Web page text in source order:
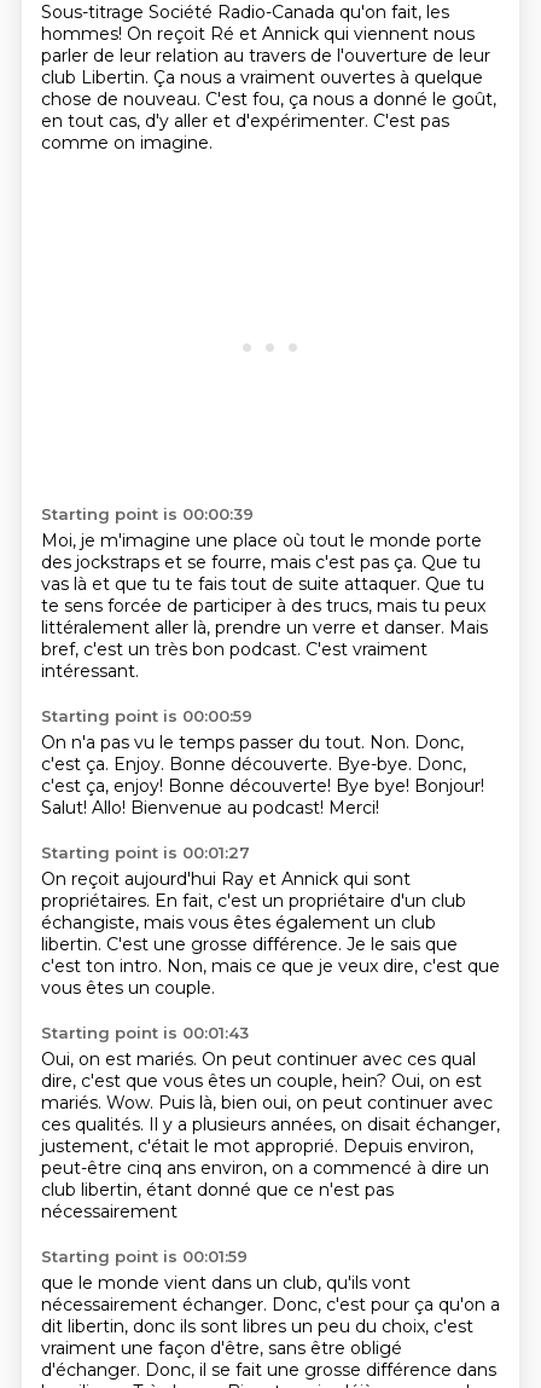
Sous-titrage Société Radio-Canada qu'on fait, les
hommes! On reçoit Ré et Annick qui viennent nous
parler de leur relation au travers de l'ouverture de leur
club Libertin. Ça nous a vraiment ouvertes à quelque
chose de nouveau. C'est fou, ça nous a donné le goût,
en tout cas, d'y aller et d'expérimenter. C'est pas
comme on imagine.
Starting point is 00:00:39
Moi, je m'imagine une place où tout le monde porte
des jockstraps et se fourre, mais c'est pas ça. Que tu
vas là et que tu te fais tout de suite attaquer. Que tu
te sens forcée de participer à des trucs, mais tu peux
littéralement aller là, prendre un verre et danser. Mais
bref, c'est un très bon podcast. C'est vraiment
intéressant.
Starting point is 00:00:59
On n'a pas vu le temps passer du tout. Non. Donc,
c'est ça. Enjoy. Bonne découverte. Bye-bye. Donc,
c'est ça, enjoy! Bonne découverte! Bye bye! Bonjour!
Salut! Allo! Bienvenue au podcast! Merci!
Starting point is 00:01:27
On reçoit aujourd'hui Ray et Annick qui sont
propriétaires. En fait, c'est un propriétaire d'un club
échangiste, mais vous êtes également un club
libertin. C'est une grosse différence. Je le sais que
c'est ton intro. Non, mais ce que je veux dire, c'est que
vous êtes un couple.
Starting point is 00:01:43
Oui, on est mariés. On peut continuer avec ces qual
dire, c'est que vous êtes un couple, hein? Oui, on est
mariés. Wow. Puis là, bien oui, on peut continuer avec
ces qualités. Il y a plusieurs années, on disait échanger,
justement, c'était le mot approprié. Depuis environ,
peut-être cinq ans environ, on a commencé à dire un
club libertin, étant donné que ce n'est pas
nécessairement
Starting point is 00:01:59
que le monde vient dans un club, qu'ils vont
nécessairement échanger. Donc, c'est pour ça qu'on a
dit libertin, donc ils sont libres un peu du choix, c'est
vraiment une façon d'être, sans être obligé
d'échanger. Donc, il se fait une grosse différence dans